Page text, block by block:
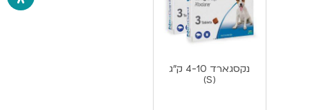
נקסגארד 4-10 ק”ג
(S)